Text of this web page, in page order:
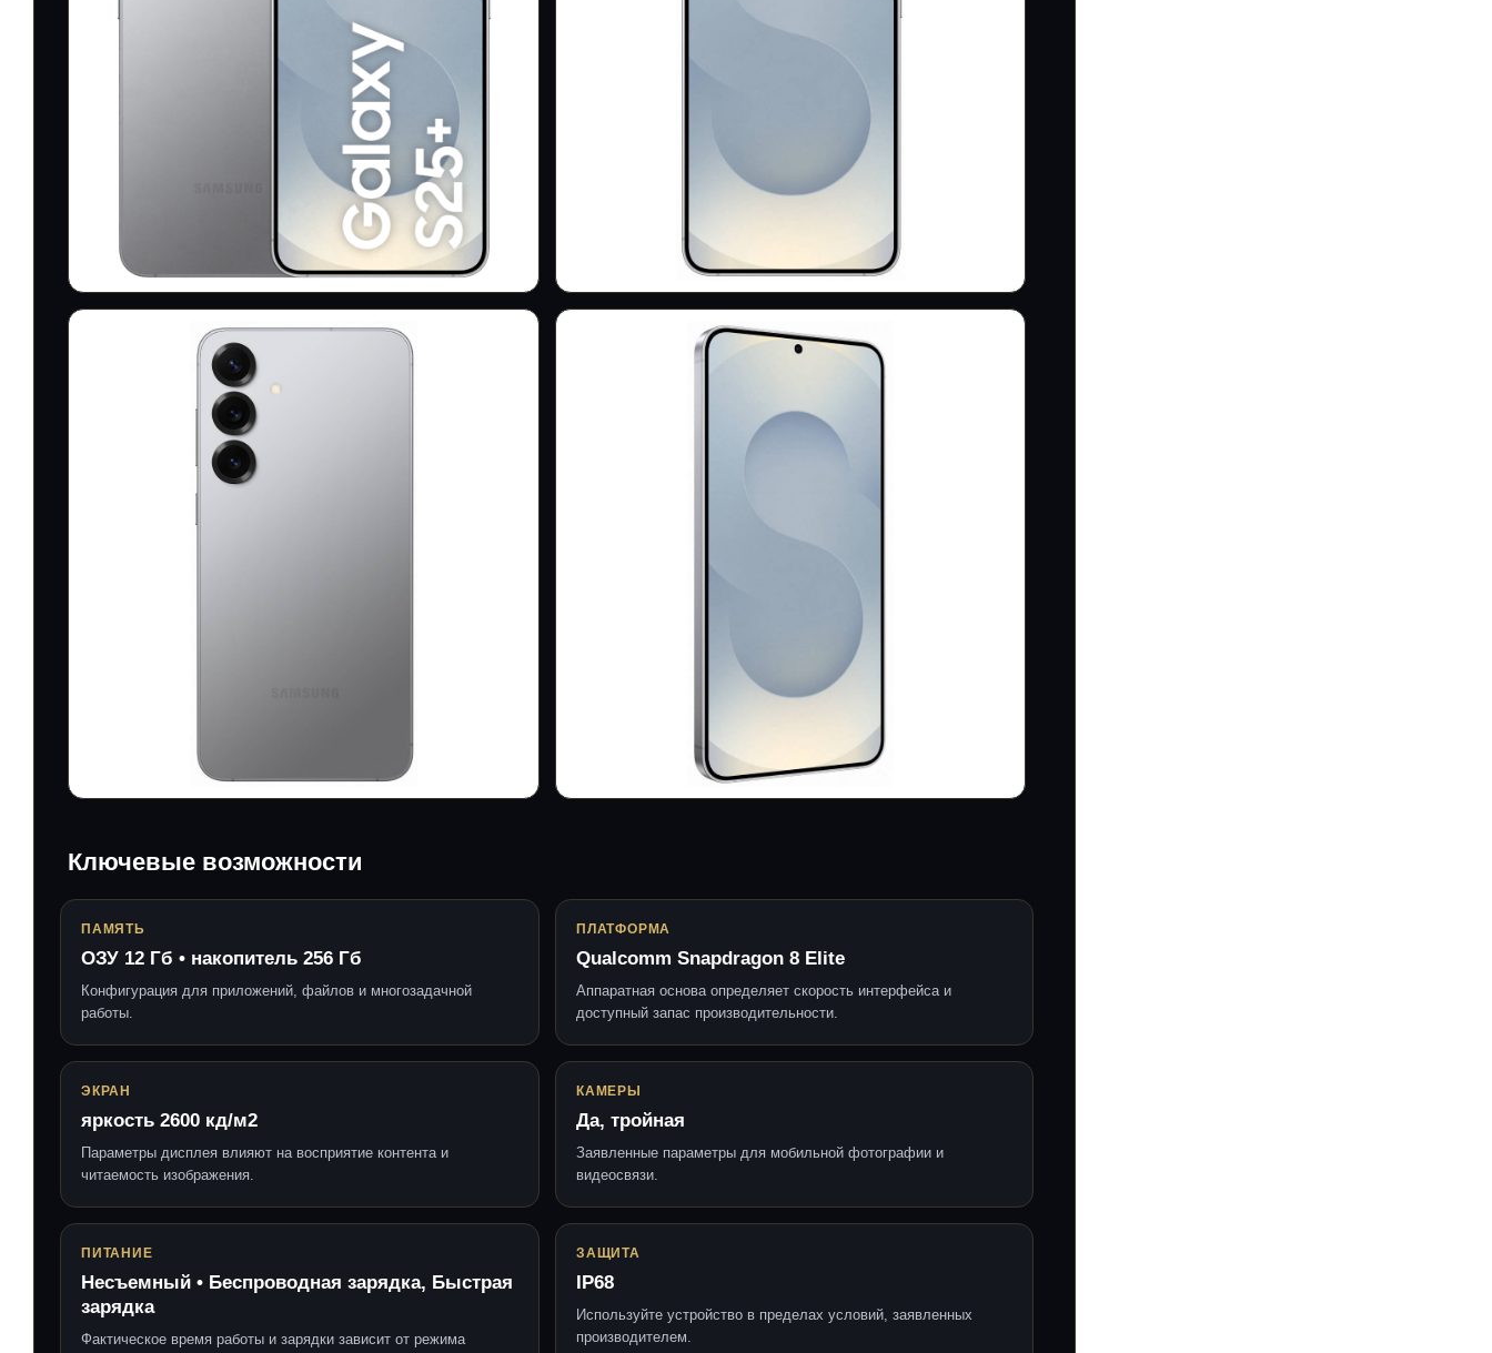
Ключевые возможности
ПАМЯТЬ
ОЗУ 12 Гб • накопитель 256 Гб
Конфигурация для приложений, файлов и многозадачной
работы.
ПЛАТФОРМА
Qualcomm Snapdragon 8 Elite
Аппаратная основа определяет скорость интерфейса и
доступный запас производительности.
ЭКРАН
яркость 2600 кд/м2
Параметры дисплея влияют на восприятие контента и
читаемость изображения.
КАМЕРЫ
Да, тройная
Заявленные параметры для мобильной фотографии и
видеосвязи.
ПИТАНИЕ
Несъемный • Беспроводная зарядка, Быстрая
зарядка
Фактическое время работы и зарядки зависит от режима
ЗАЩИТА
IP68
Используйте устройство в пределах условий, заявленных
производителем.